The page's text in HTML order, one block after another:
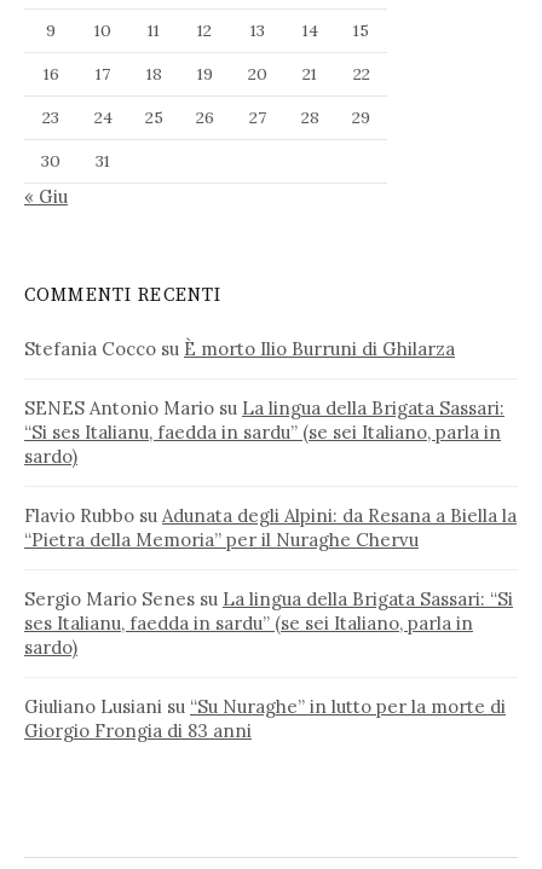
9
10 11 12 13 14
15
16
17 18 19 20 21
22
23
24 25 26 27 28
29
30
31
« Giu
COMMENTI RECENTI
Stefania Cocco su È morto Ilio Burruni di Ghilarza
SENES Antonio Mario su La lingua della Brigata Sassari:
“Si ses Italianu, faedda in sardu” (se sei Italiano, parla in
sardo)
Flavio Rubbo su Adunata degli Alpini: da Resana a Biella la
“Pietra della Memoria” per il Nuraghe Chervu
Sergio Mario Senes su La lingua della Brigata Sassari: “Si
ses Italianu, faedda in sardu” (se sei Italiano, parla in
sardo)
Giuliano Lusiani su “Su Nuraghe” in lutto per la morte di
Giorgio Frongia di 83 anni